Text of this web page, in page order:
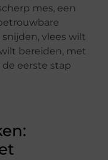
mes, een
vlees wilt
bereiden, met
eerste stap